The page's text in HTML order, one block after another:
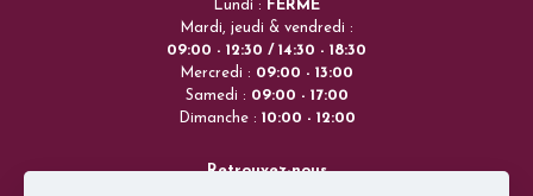
Lundi : FERMÉ
Mardi, jeudi & vendredi :
09:00 - 12:30 / 14:30 - 18:30
Mercredi : 09:00 - 13:00
Samedi : 09:00 - 17:00
Dimanche : 10:00 - 12:00
Retrouvez-nous